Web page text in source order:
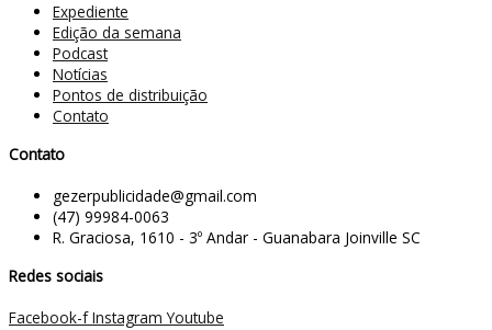
Expediente
Edição da semana
Podcast
Notícias
Pontos de distribuição
Contato
Contato
gezerpublicidade@gmail.com
(47) 99984-0063
R. Graciosa, 1610 - 3º Andar - Guanabara Joinville SC
Redes sociais
Facebook-f Instagram Youtube